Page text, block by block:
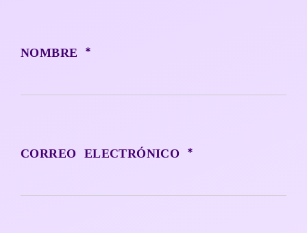
NOMBRE *
CORREO ELECTRÓNICO *